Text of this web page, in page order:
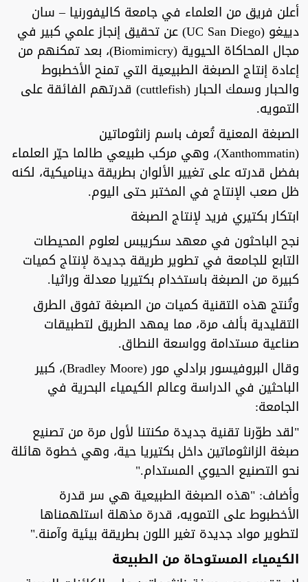
أعلن فريق من العلماء في جامعة كاليفورنيا – سان
دييغو (UC San Diego) عن تحقيق إنجاز علمي كبير في
مجال المحاكاة الحيوية (Biomimicry)، بعد تمكنهم من
إعادة إنتاج الصبغة الطبيعية التي تمنح الأخطبوط
والحبار وسمك الحبار (cuttlefish) قدرتهم الفائقة على
التمويه.
الصبغة المعنية تُعرف باسم زانثوماتين
(Xanthommatin)، وهي مركب طبيعي طالما حيّر العلماء
بفضل قدرته على تغيير الألوان بطريقة ديناميكية، لكنه
ظل صعب الإنتاج في المختبر حتى اليوم.
ابتكار بكتيري فريد لإنتاج الصبغة
نجح الباحثون في معهد سكريبس لعلوم المحيطات
التابع للجامعة في تطوير طريقة جديدة لإنتاج كميات
كبيرة من الصبغة باستخدام بكتيريا معدلة وراثيا.
وتُنتج هذه التقنية كميات من الصبغة تفوق الطرق
التقليدية بألف مرة، مما يمهد الطريق لتطبيقات
صناعية مستدامة وواسعة النطاق.
وقال البروفيسور برادلي مور (Bradley Moore)، كبير
الباحثين في الدراسة وعالم الكيمياء البحرية في
الجامعة:
"لقد طوّرنا تقنية جديدة مكنتنا لأول مرة من تصنيع
صبغة الزانثوماتين داخل بكتيريا حية، وهي خطوة هائلة
نحو التصنيع الحيوي المستدام."
وأضاف: "هذه الصبغة الطبيعية هي سر قدرة
الأخطبوط على التمويه، قدرة مذهلة استلهمناها
لتطوير مواد جديدة تغير اللون بطريقة بيئية وآمنة."
الكيمياء المستوحاة من الطبيعة